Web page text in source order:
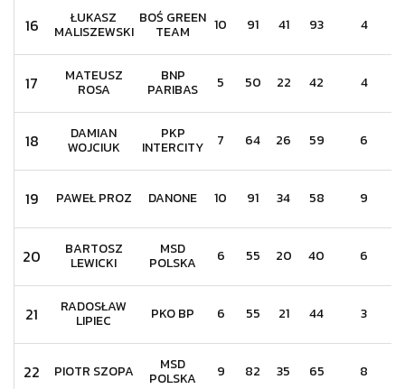
16 ŁUKASZ
MALISZEWSKI
BOŚ GREEN
TEAM 10 91 41 93 4
17 MATEUSZ
ROSA
BNP
PARIBAS 5 50 22 42 4
18 DAMIAN
WOJCIUK
PKP
INTERCITY 7 64 26 59 6
19 PAWEŁ PROZ DANONE 10 91 34 58 9
20 BARTOSZ
LEWICKI
MSD
POLSKA 6 55 20 40 6
21 RADOSŁAW
LIPIEC PKO BP 6 55 21 44 3
22 PIOTR SZOPA MSD
POLSKA 9 82 35 65 8